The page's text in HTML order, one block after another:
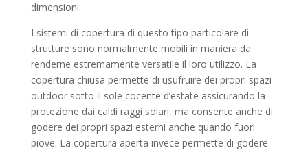
dimensioni.
I sistemi di copertura di questo tipo particolare di
strutture sono normalmente mobili in maniera da
renderne estremamente versatile il loro utilizzo. La
copertura chiusa permette di usufruire dei propri spazi
outdoor sotto il sole cocente d’estate assicurando la
protezione dai caldi raggi solari, ma consente anche di
godere dei propri spazi esterni anche quando fuori
piove. La copertura aperta invece permette di godere